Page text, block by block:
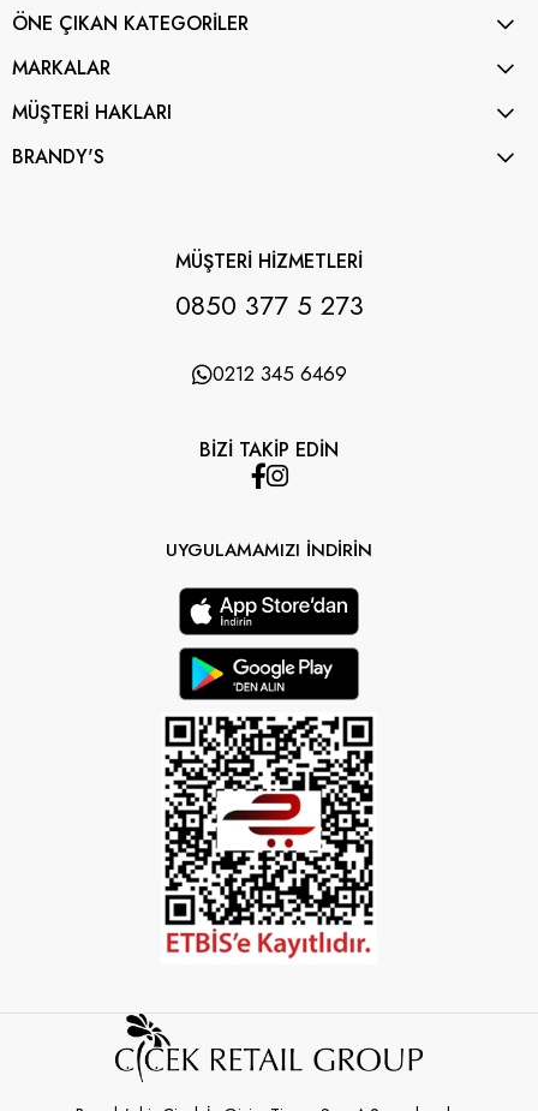
ÖNE ÇIKAN KATEGORİLER
MARKALAR
MÜŞTERİ HAKLARI
BRANDY'S
MÜŞTERİ HİZMETLERİ
0850 377 5 273
0212 345 6469
BİZİ TAKİP EDİN
UYGULAMAMIZI İNDİRİN